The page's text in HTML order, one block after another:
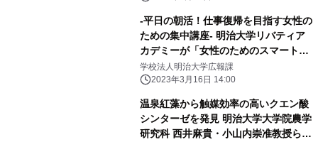
-平日の朝活！仕事復帰を目指す女性の
ための集中講座- 明治大学リバティア
カデミーが「女性のためのスマートキ
ャリアプログラム わたしらしくReス
タートコース」の受講生を募集中です
学校法人明治大学広報課
2023年3月16日 14:00
温泉紅藻から触媒効率の高いクエン酸
シンターゼを発見 明治大学大学院農学
研究科 西井麻貴・小山内崇准教授らの